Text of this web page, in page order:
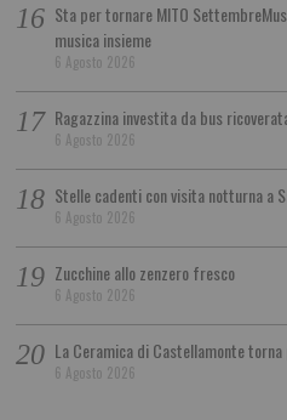
Sta per tornare MITO
musica insieme
6 Agosto 2026
Ragazzina investita da bus
6 Agosto 2026
Stelle cadenti con visita notturna a
6 Agosto 2026
Zucchine allo zenzero fresco
6 Agosto 2026
La Ceramica di Castellamonte
6 Agosto 2026